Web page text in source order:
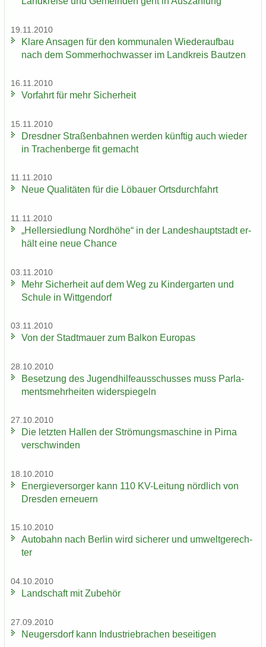
19.11.2010
Klare An­sa­gen für den kom­mu­na­len Wie­der­auf­bau
nach dem Som­mer­hoch­was­ser im Land­kreis Baut­zen
16.11.2010
Vor­fahrt für mehr Si­cher­heit
15.11.2010
Dresd­ner Stra­ßen­bah­nen wer­den künf­tig auch wie­der
in Tra­chen­ber­ge fit ge­macht
11.11.2010
Neue Qua­li­tä­ten für die Lö­bau­er Orts­durch­fahrt
11.11.2010
„Hel­ler­sied­lung Nord­hö­he“ in der Lan­des­haupt­stadt er­
hält eine neue Chan­ce
03.11.2010
Mehr Si­cher­heit auf dem Weg zu Kin­der­gar­ten und
Schu­le in Witt­gen­dorf
03.11.2010
Von der Stadt­mau­er zum Bal­kon Eu­ro­pas
28.10.2010
Be­set­zung des Ju­gend­hil­fe­aus­schus­ses muss Par­la­
ments­mehr­hei­ten wi­der­spie­geln
27.10.2010
Die letz­ten Hal­len der Strö­mungs­ma­schi­ne in Pirna
ver­schwin­den
18.10.2010
En­er­gie­ver­sor­ger kann 110 KV-​Leitung nörd­lich von
Dres­den er­neu­ern
15.10.2010
Au­to­bahn nach Ber­lin wird si­che­rer und um­welt­ge­rech­
ter
04.10.2010
Land­schaft mit Zu­be­hör
27.09.2010
Neu­gers­dorf kann In­dus­trie­bra­chen be­sei­ti­gen